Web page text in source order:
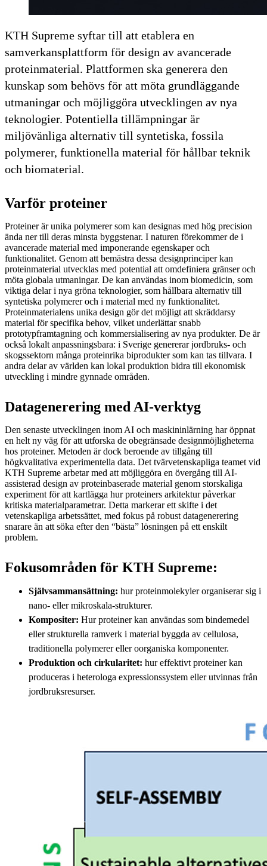
KTH Supreme syftar till att etablera en
samverkansplattform för design av avancerade
proteinmaterial. Plattformen ska generera den
kunskap som behövs för att möta grundläggande
utmaningar och möjliggöra utvecklingen av nya
teknologier. Potentiella tillämpningar är
miljövänliga alternativ till syntetiska, fossila
polymerer, funktionella material för hållbar teknik
och biomaterial.
Varför proteiner
Proteiner är unika polymerer som kan designas med hög precision
ända ner till deras minsta byggstenar. I naturen förekommer de i
avancerade material med imponerande egenskaper och
funktionalitet. Genom att bemästra dessa designprinciper kan
proteinmaterial utvecklas med potential att omdefiniera gränser och
möta globala utmaningar. De kan användas inom biomedicin, som
viktiga delar i nya gröna teknologier, som hållbara alternativ till
syntetiska polymerer och i material med ny funktionalitet.
Proteinmaterialens unika design gör det möjligt att skräddarsy
material för specifika behov, vilket underlättar snabb
prototypframtagning och kommersialisering av nya produkter. De är
också lokalt anpassningsbara: i Sverige genererar jordbruks- och
skogssektorn många proteinrika biprodukter som kan tas tillvara. I
andra delar av världen kan lokal produktion bidra till ekonomisk
utveckling i mindre gynnade områden.
Datagenerering med AI-verktyg
Den senaste utvecklingen inom AI och maskininlärning har öppnat
en helt ny väg för att utforska de obegränsade designmöjligheterna
hos proteiner. Metoden är dock beroende av tillgång till
högkvalitativa experimentella data. Det tvärvetenskapliga teamet vid
KTH Supreme arbetar med att möjliggöra en övergång till AI-
assisterad design av proteinbaserade material genom storskaliga
experiment för att kartlägga hur proteiners arkitektur påverkar
kritiska materialparametrar. Detta markerar ett skifte i det
vetenskapliga arbetssättet, med fokus på robust datagenerering
snarare än att söka efter den “bästa” lösningen på ett enskilt
problem.
Fokusområden för KTH Supreme:
Självsammansättning: hur proteinmolekyler organiserar sig i
nano- eller mikroskala-strukturer.
Kompositer: Hur proteiner kan användas som bindemedel
eller strukturella ramverk i material byggda av cellulosa,
traditionella polymerer eller oorganiska komponenter.
Produktion och cirkularitet: hur effektivt proteiner kan
produceras i heterologa expressionssystem eller utvinnas från
jordbruksresurser.